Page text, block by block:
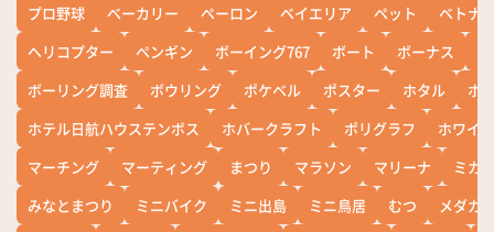
プロ野球
ベーカリー ペーロン ベイエリア ペット
ベトナ
ヘリコプター
ペンギン ボーイング767 ボート ボーナス
ボーリング調査
ボウリング ポケベル ポスター ホタル
ホ
ホテル日航ハウステンボス
ホバークラフト ポリグラフ
ホワイ
マーチング
マーティング まつり マラソン マリーナ
ミカ
みなとまつり
ミニバイク ミニ出島 ミニ鳥居 むつ
メダカ